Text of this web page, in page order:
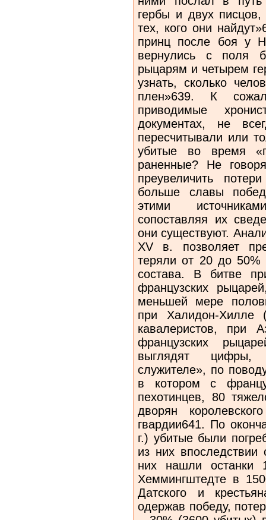
гербы и двух
тех, кого они
принц после боя у
вернулись с поля
рыцарям и четырем
узнать, сколько
плен»639. К
приводимые
документах, не
пересчитывали или
убитые во время
раненные? Не
преувеличить
больше славы
этими
сопоставляя их
они существуют.
XV в. позволяет
теряли от 20 до 50%
состава. В битве
французских
меньшей мере
при Халидон-Хилле
кавалеристов, при
французских
выглядят
служителе», по
в котором с
пехотинцев, 80
дворян
гвардии641. По
г.) убитые были
из них впоследствии
них нашли останки
Хеммингштедте в
Датского и
одержав победу,